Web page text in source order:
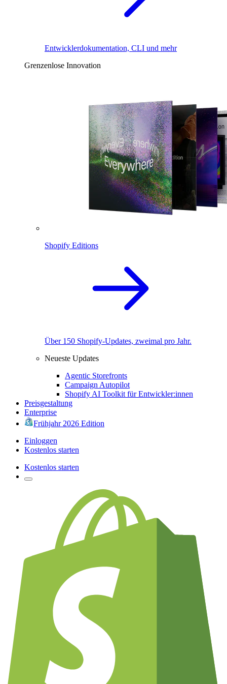
Entwicklerdokumentation, CLI und mehr
Grenzenlose Innovation
Shopify Editions
Über 150 Shopify-Updates, zweimal pro Jahr.
Neueste Updates
Agentic Storefronts
Campaign Autopilot
Shopify AI Toolkit für Entwickler:innen
Preisgestaltung
Enterprise
Frühjahr 2026 Edition
Einloggen
Kostenlos starten
Kostenlos starten